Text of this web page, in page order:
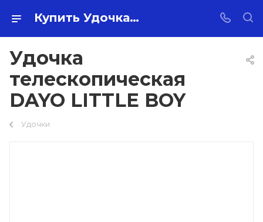
Купить Удочка телескопическая DAYO LITTLE BOY оптом по самой низкой цене 1 400 ₽ с доставкой по России
Удочка
телескопическая
DAYO LITTLE BOY
Удочки